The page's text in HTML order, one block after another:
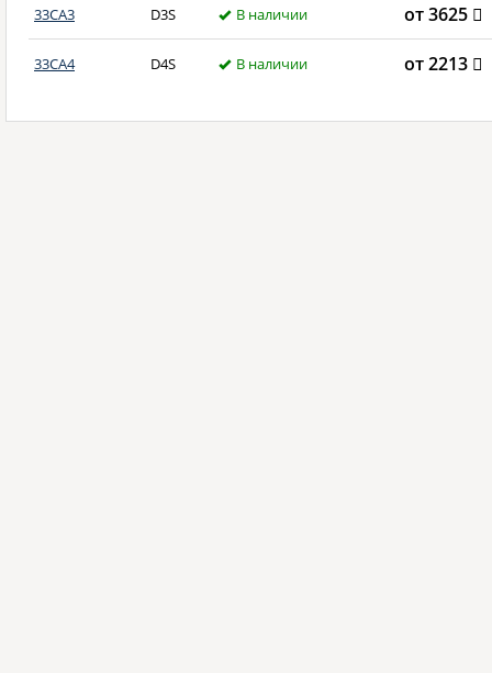
33CA3 D3S В наличии от 3625
33CA4 D4S В наличии от 2213